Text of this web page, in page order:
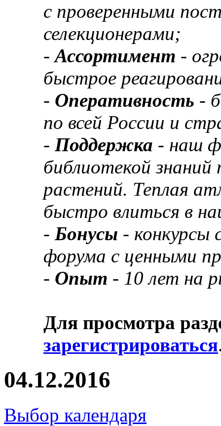
с проверенными
селекционерами;
-Ассортимент -
быстрое
- Оперативность -
по всей России и
- Поддержка - наш
библиотекой
растений. Теплая
быстро влиться в
- Бонусы - конкурсы
форума с ценными
- Опыт - 10 лет на
Для просмотра
зарегистрироваться
04.12.2016
Выбор календаря